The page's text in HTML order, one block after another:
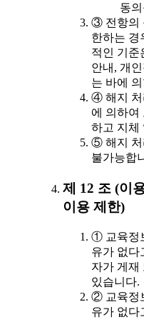
동
③ 전항의
한하는 경
적인 기준
안내, 개
는 바에
④ 해지 처
에 의하여
하고 지체
⑤ 해지 처
불가능합
제 12 조 (이
이용 제한)
① 교육정
유가 없다
자가 게재
있습니다.
② 교육정
유가 없다